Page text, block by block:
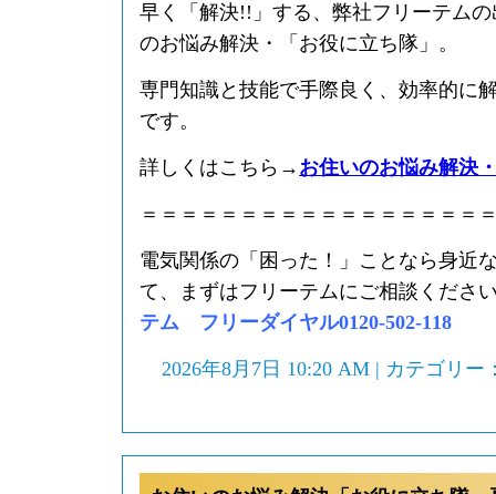
早く「解決!!」する、弊社フリーテム
のお悩み解決・「お役に立ち隊」。
専門知識と技能で手際良く、効率的に
です。
詳しくはこちら→ お住いのお悩み解決
＝＝＝＝＝＝＝＝＝＝＝＝＝＝＝＝＝
電気関係の「困った！」ことなら身近
て、まずはフリーテムにご相談くださ
テム フリーダイヤル0120-502-118
2026年8月7日 10:20 AM | カテゴリー